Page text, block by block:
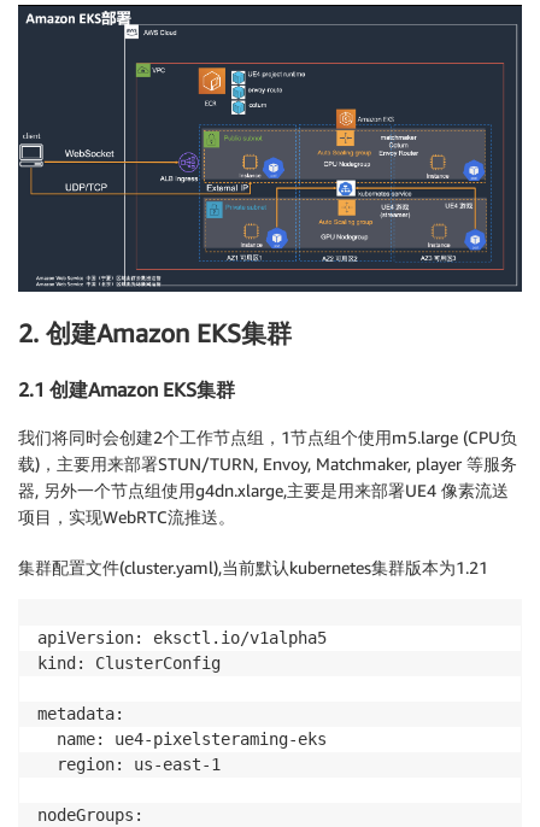
2. 创建Amazon EKS集群
2.1 创建Amazon EKS集群
我们将同时会创建2个工作节点组，1节点组个使用m5.large (CPU负
载)，主要用来部署STUN/TURN, Envoy, Matchmaker, player 等服务
器, 另外一个节点组使用g4dn.xlarge,主要是用来部署UE4 像素流送
项目，实现WebRTC流推送。
集群配置文件(cluster.yaml),当前默认kubernetes集群版本为1.21
apiVersion: eksctl.io/v1alpha5
kind: ClusterConfig
metadata:
  name: ue4-pixelsteraming-eks
  region: us-east-1
nodeGroups: